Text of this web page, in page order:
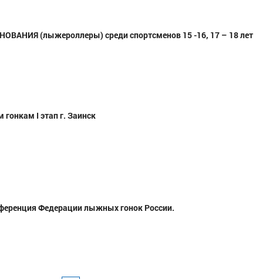
(лыжероллеры) среди спортсменов 15 -16, 17 – 18 лет
I этап г. Заинск
Федерации лыжных гонок России.